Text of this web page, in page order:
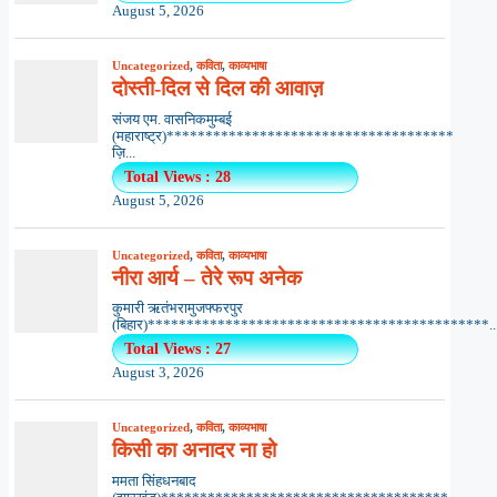
August 5, 2026
Uncategorized,कविता,काव्यभाषा
दोस्ती-दिल से दिल की आवाज़
संजय एम. वासनिकमुम्बई
(महाराष्ट्र)*************************************
ज़ि...
Total Views : 28
August 5, 2026
Uncategorized,कविता,काव्यभाषा
नीरा आर्य – तेरे रूप अनेक
कुमारी ऋतंभरामुजफ्फरपुर
Total Views : 27
August 3, 2026
Uncategorized,कविता,काव्यभाषा
किसी का अनादर ना हो
ममता सिंहधनबाद